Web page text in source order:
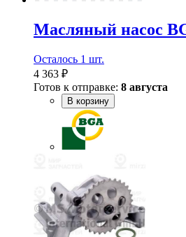
Масляный насос
Осталось 1 шт.
4 363 ₽
Готов к отправке: 8 августа
В корзину